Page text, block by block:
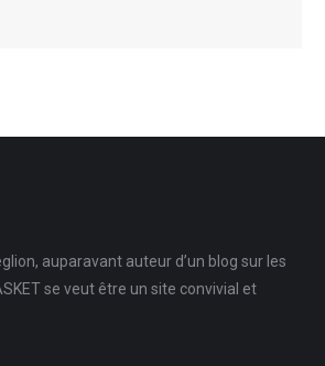
auparavant auteur d’un blog sur les
se veut être un site convivial et